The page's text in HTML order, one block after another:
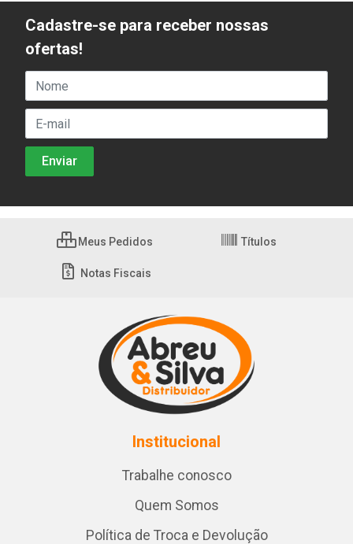
Cadastre-se para receber nossas
ofertas!
Meus Pedidos Títulos
Notas Fiscais
Institucional
Trabalhe conosco
Quem Somos
Política de Troca e Devolução